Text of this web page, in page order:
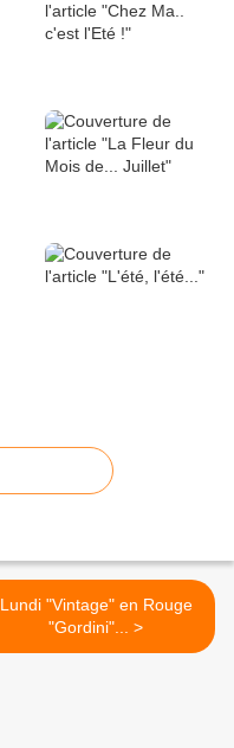
Lundi "Vintage" en Rouge
"Gordini"... >